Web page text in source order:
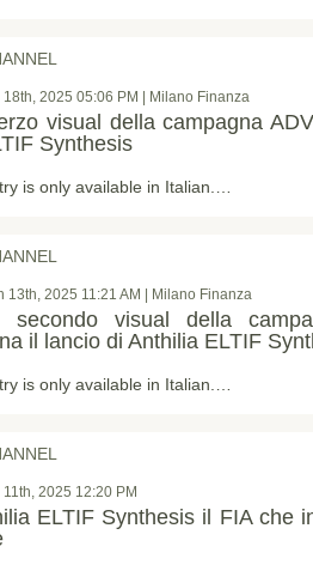
2025 05:06 PM | Milano Finanza
visual della campagna
Synthesis
is only available in Italian.…
13th, 2025 11:21 AM | Milano Finanza
visual della
il lancio di Anthilia ELTIF
is only available in Italian.…
2025 12:20 PM
ELTIF Synthesis il FIA che